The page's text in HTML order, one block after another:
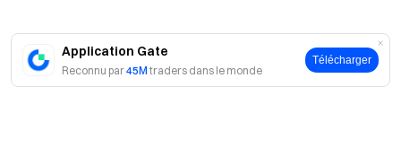
Application Gate
Reconnu par45M traders dans le monde
Télécharger